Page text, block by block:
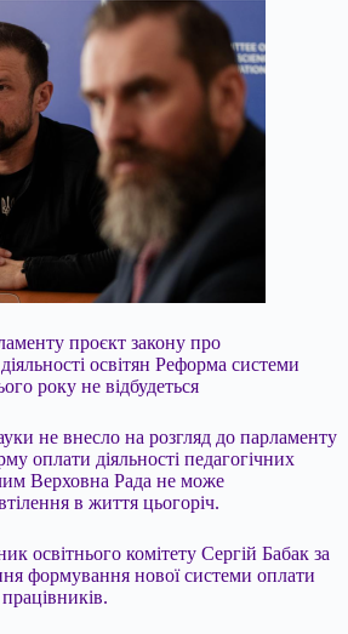
проєкт закону про
освітян Реформа системи
року не відбудеться
не внесло на розгляд до парламенту
оплати діяльності педагогічних
Верховна Рада не може
в життя цьогоріч.
освітнього комітету Сергій Бабак за
формування нової системи оплати